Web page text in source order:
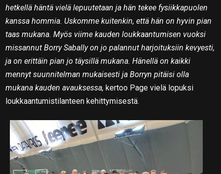
hetkellä häntä vielä lepuutetaan ja hän tekee fysiikkapuolen
kanssa hommia. Uskomme kuitenkin, että hän on hyvin pian
taas mukana. Myös viime kauden loukkaantumisen vuoksi
missannut Borry Sabally on jo palannut harjoituksiin kevyesti,
ja on erittäin pian jo täysillä mukana. Hänellä on kaikki
mennyt suunnitelman mukaisesti ja Borryn pitäisi olla
mukana kauden avauksessa, kertoo Page vielä lopuksi
loukkaantumistilanteen kehittymisestä.